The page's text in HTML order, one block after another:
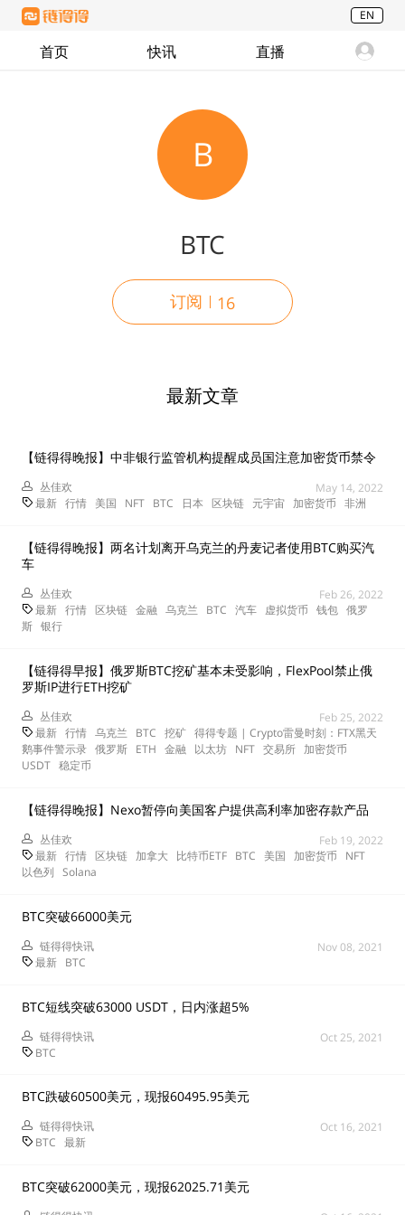
EN
首页 快讯 直播
B
BTC
订阅 16
最新文章
【链得得晚报】中非银行监管机构提醒成员国注意加密货币禁令
丛佳欢
May 14, 2022
最新 行情 美国 NFT BTC 日本 区块链 元宇宙 加密货币 非洲
【链得得晚报】两名计划离开乌克兰的丹麦记者使用BTC购买汽
车
丛佳欢
Feb 26, 2022
最新 行情 区块链 金融 乌克兰 BTC 汽车 虚拟货币 钱包 俄罗
斯 银行
【链得得早报】俄罗斯BTC挖矿基本未受影响，FlexPool禁止俄
罗斯IP进行ETH挖矿
丛佳欢
Feb 25, 2022
最新 行情 乌克兰 BTC 挖矿 得得专题 | Crypto雷曼时刻：FTX黑天
鹅事件警示录 俄罗斯 ETH 金融 以太坊 NFT 交易所 加密货币
USDT 稳定币
【链得得晚报】Nexo暂停向美国客户提供高利率加密存款产品
丛佳欢
Feb 19, 2022
最新 行情 区块链 加拿大 比特币ETF BTC 美国 加密货币
NFT
以色列 Solana
BTC突破66000美元
链得得快讯
Nov 08, 2021
最新 BTC
BTC短线突破63000 USDT，日内涨超5%
链得得快讯
Oct 25, 2021
BTC
BTC跌破60500美元，现报60495.95美元
链得得快讯
Oct 16, 2021
BTC 最新
BTC突破62000美元，现报62025.71美元